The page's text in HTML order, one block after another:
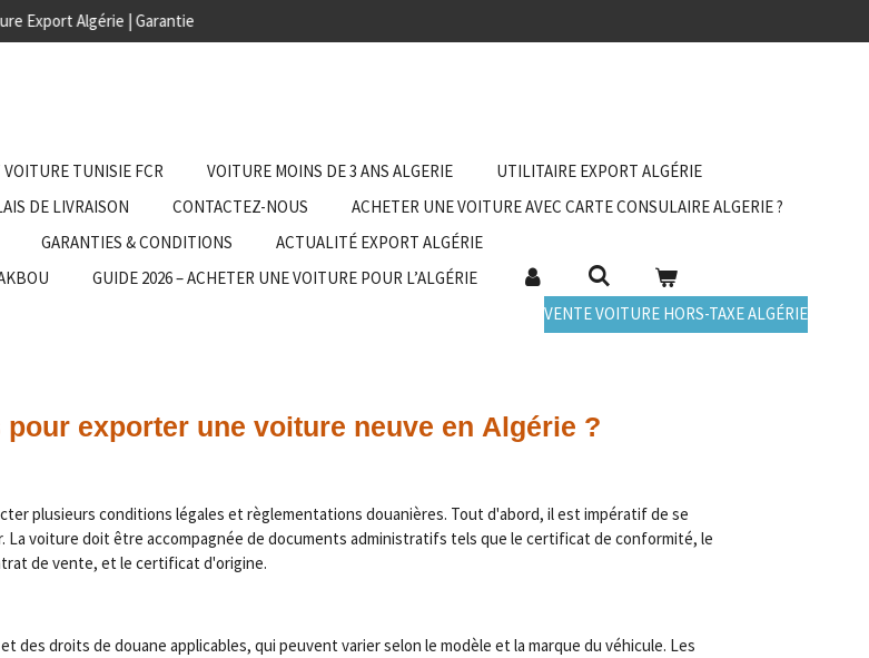
VOITURE TUNISIE FCR VOITURE MOINS DE 3 ANS ALGERIE
UTILITAIRE EXPORT ALGÉRIE
DE LIVRAISON CONTACTEZ-NOUS
ACHETER UNE VOITURE AVEC CARTE CONSULAIRE ALGERIE ?
GARANTIES & CONDITIONS
ACTUALITÉ EXPORT ALGÉRIE
GUIDE 2026 – ACHETER UNE VOITURE POUR L’ALGÉRIE
VENTE VOITURE HORS-TAXE ALGÉRIE
exporter une voiture neuve en Algérie ?
plusieurs conditions légales et règlementations douanières. Tout d'abord, il est impératif de se
voiture doit être accompagnée de documents administratifs tels que le certificat de conformité, le
de vente, et le certificat d'origine.
droits de douane applicables, qui peuvent varier selon le modèle et la marque du véhicule. Les